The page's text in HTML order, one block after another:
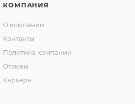
КОМПАНИЯ
О компании
Контакты
Политика компании
Отзывы
Карьера